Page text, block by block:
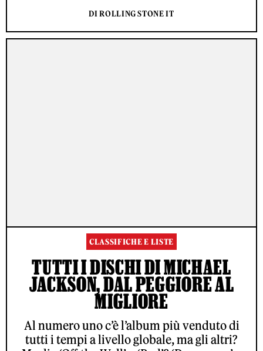
DI ROLLING STONE IT
CLASSIFICHE E LISTE
TUTTI I DISCHI DI MICHAEL
JACKSON, DAL PEGGIORE AL
MIGLIORE
Al numero uno c’è l’album più venduto di
tutti i tempi a livello globale, ma gli altri?